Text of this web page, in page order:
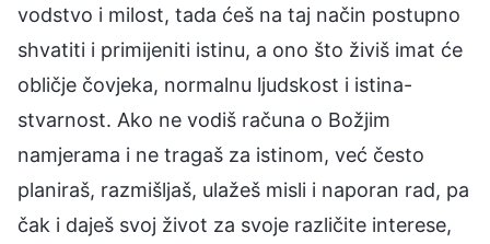
vodstvo i milost, tada ćeš na taj način postupno
shvatiti i primijeniti istinu, a ono što živiš imat će
obličje čovjeka, normalnu ljudskost i istina-
stvarnost. Ako ne vodiš računa o Božjim
namjerama i ne tragaš za istinom, već često
planiraš, razmišljaš, ulažeš misli i naporan rad, pa
čak i daješ svoj život za svoje različite interese,